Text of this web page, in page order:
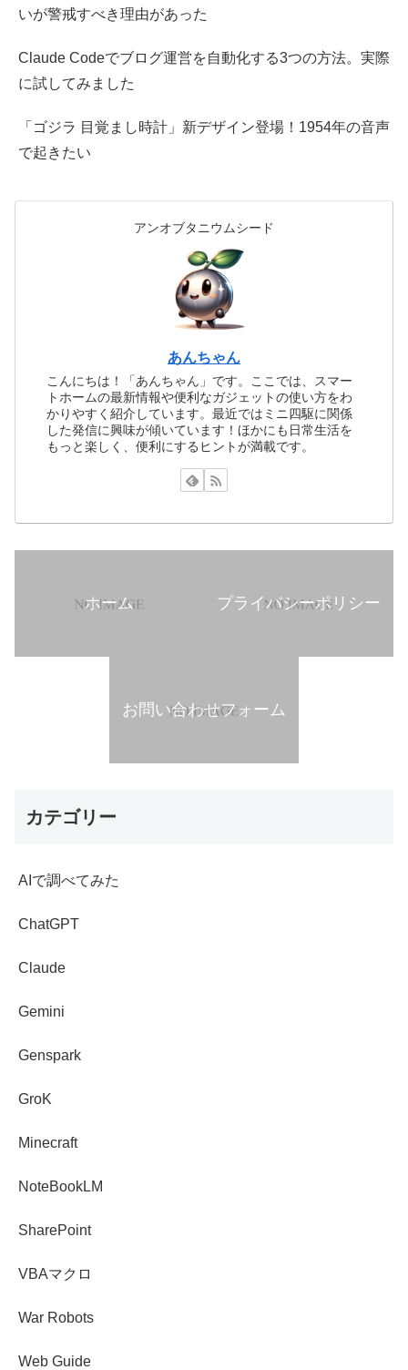
いが警戒すべき理由があった
Claude Codeでブログ運営を自動化する3つの方法。実際
に試してみました
「ゴジラ 目覚まし時計」新デザイン登場！1954年の音声
で起きたい
アンオブタニウムシード
あんちゃん
こんにちは！「あんちゃん」です。ここでは、スマー
トホームの最新情報や便利なガジェットの使い方をわ
かりやすく紹介しています。最近ではミニ四駆に関係
した発信に興味が傾いています！ほかにも日常生活を
もっと楽しく、便利にするヒントが満載です。
ホーム プライバシーポリシー
お問い合わせフォーム
カテゴリー
AIで調べてみた
ChatGPT
Claude
Gemini
Genspark
GroK
Minecraft
NoteBookLM
SharePoint
VBAマクロ
War Robots
Web Guide